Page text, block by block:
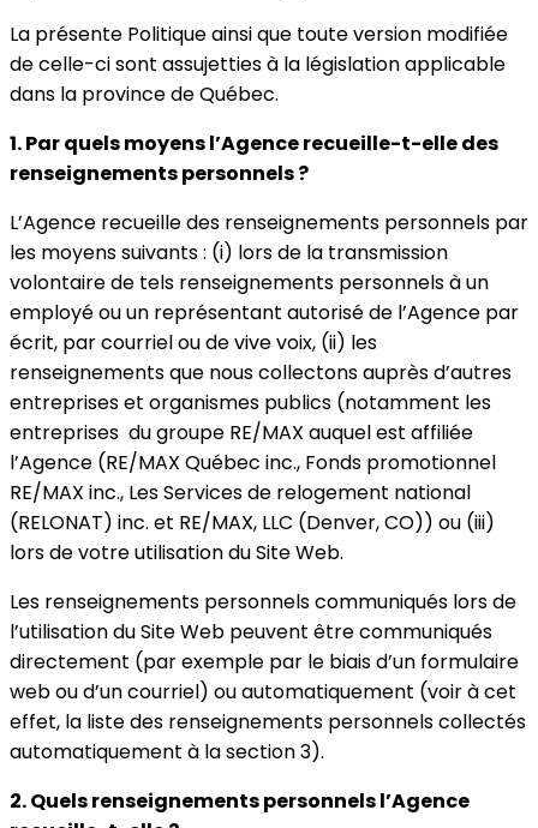
La présente Politique ainsi que toute version modifiée
de celle-ci sont assujetties à la législation applicable
dans la province de Québec.
1. Par quels moyens l’Agence recueille-t-elle des
renseignements personnels ?
L’Agence recueille des renseignements personnels par
les moyens suivants : (i) lors de la transmission
volontaire de tels renseignements personnels à un
employé ou un représentant autorisé de l’Agence par
écrit, par courriel ou de vive voix, (ii) les
renseignements que nous collectons auprès d’autres
entreprises et organismes publics (notamment les
entreprises du groupe RE/MAX auquel est affiliée
l’Agence (RE/MAX Québec inc., Fonds promotionnel
RE/MAX inc., Les Services de relogement national
(RELONAT) inc. et RE/MAX, LLC (Denver, CO)) ou (iii)
lors de votre utilisation du Site Web.
Les renseignements personnels communiqués lors de
l’utilisation du Site Web peuvent être communiqués
directement (par exemple par le biais d’un formulaire
web ou d’un courriel) ou automatiquement (voir à cet
effet, la liste des renseignements personnels collectés
automatiquement à la section 3).
2. Quels renseignements personnels l’Agence